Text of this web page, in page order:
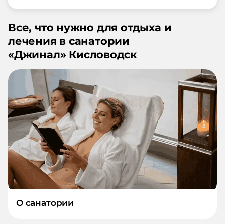
Все, что нужно для отдыха и
лечения в санатории
«Джинал» Кисловодск
О санатории